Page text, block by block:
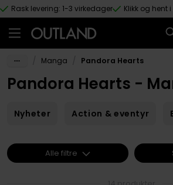
Hopp til hovedinnhold
Rask levering: 1-3 virkedager Klikk og hent
Manga Pandora Hearts
Pandora Hearts -
Nyheter Action & eventyr
Alle filtre